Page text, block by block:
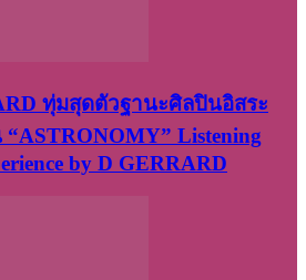
ทุ่มสุดตัวฐานะศิลปินอิสระ
“ASTRONOMY” Listening
by D GERRARD